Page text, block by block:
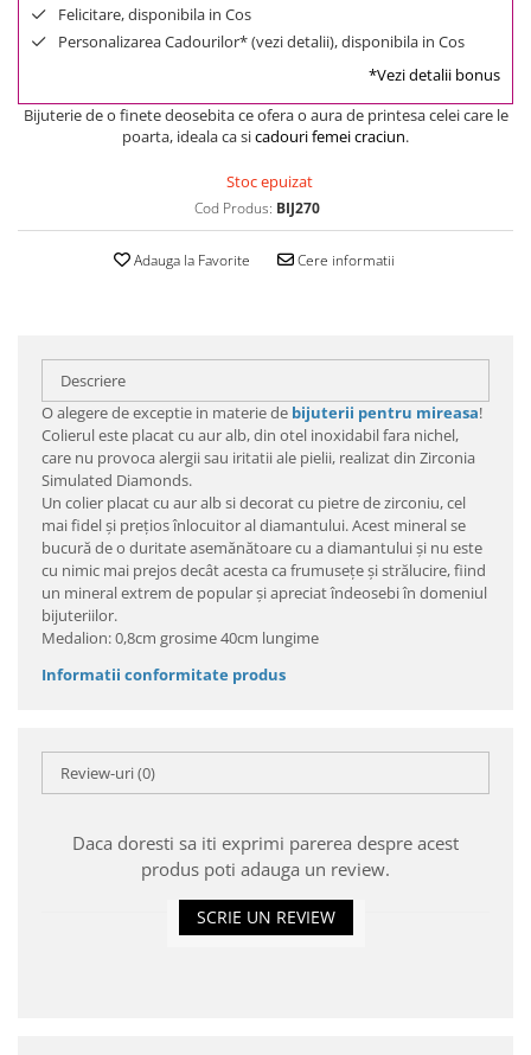
Felicitare, disponibila in Cos
Personalizarea Cadourilor* (vezi detalii), disponibila in Cos
*Vezi detalii bonus
Bijuterie de o finete deosebita ce ofera o aura de printesa celei care le
poarta, ideala ca sicadouri femei craciun.
Stoc epuizat
Cod Produs: BIJ270
Adauga la Favorite Cere informatii
Descriere
O alegere de exceptie in materie de bijuterii pentru mireasa!
Colierul este placat cu aur alb, din otel inoxidabil fara nichel,
care nu provoca alergii sau iritatii ale pielii, realizat din Zirconia
Simulated Diamonds.
Un colier placat cu aur alb si decorat cu pietre de zirconiu, cel
mai fidel şi preţios înlocuitor al diamantului. Acest mineral se
bucură de o duritate asemănătoare cu a diamantului şi nu este
cu nimic mai prejos decât acesta ca frumuseţe şi strălucire, fiind
un mineral extrem de popular şi apreciat îndeosebi în domeniul
bijuteriilor.
Medalion: 0,8cm grosime 40cm lungime
Informatii conformitate produs
Review-uri(0)
Daca doresti sa iti exprimi parerea despre acest
produs poti adauga un review.
SCRIE UN REVIEW